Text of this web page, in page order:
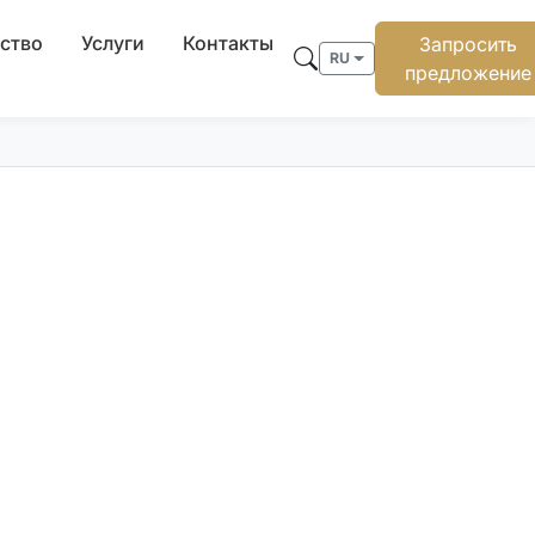
Услуги Контакты
RU
Запросить
предложение